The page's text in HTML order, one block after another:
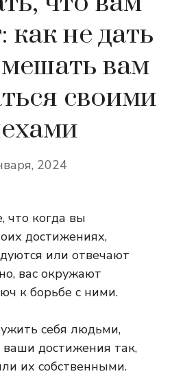
как не дать
вам
своими
2024
что когда вы
достижениях,
или отвечают
вас окружают
к борьбе с ними.
себя людьми,
достижения так,
их собственными.